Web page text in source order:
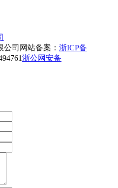
公司 网站备案： 浙ICP备
浙公网安备